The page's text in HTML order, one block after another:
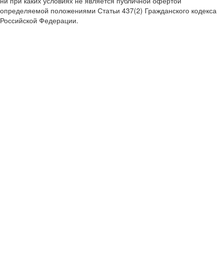
определяемой положениями Статьи 437(2) Гражданского кодекса
Российской Федерации.